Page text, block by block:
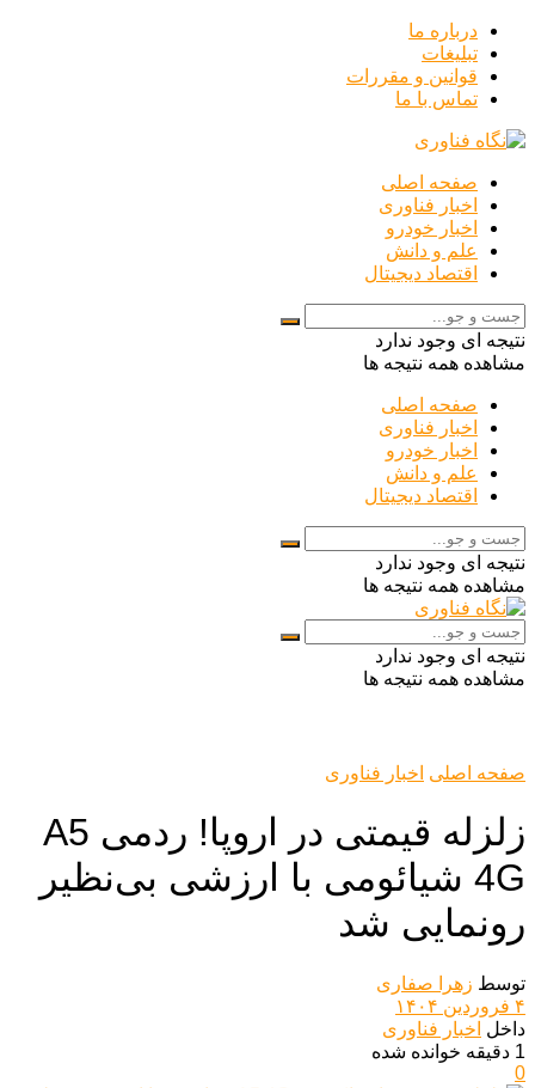
درباره ما
تبلیغات
قوانین و مقررات
تماس با ما
صفحه اصلی
اخبار فناوری
اخبار خودرو
علم و دانش
اقتصاد دیجیتال
نتیجه ای وجود ندارد
مشاهده همه نتیجه ها
صفحه اصلی
اخبار فناوری
اخبار خودرو
علم و دانش
اقتصاد دیجیتال
نتیجه ای وجود ندارد
مشاهده همه نتیجه ها
نتیجه ای وجود ندارد
مشاهده همه نتیجه ها
صفحه اصلی اخبار فناوری
زلزله قیمتی در اروپا! ردمی A5
4G شیائومی با ارزشی بی‌نظیر
رونمایی شد
توسط زهرا صفاری
۴ فروردین ۱۴۰۴
داخل اخبار فناوری
1 دقیقه خوانده شده
0